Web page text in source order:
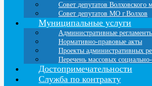
Совет депутатов Волховского
Совет депутатов МО г.Волхов
Муниципальные услуги
Административные
Нормативно-правовые акты
Проекты административных
Перечень массовых
Достопримечательности
Служба по контракту